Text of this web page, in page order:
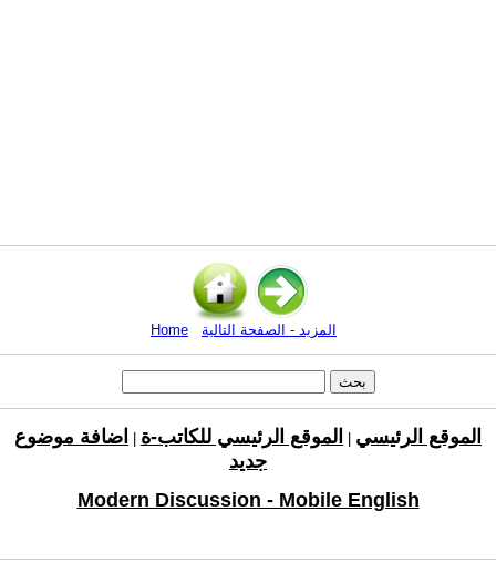
Home المزيد - الصفحة التالية
الموقع الرئيسي الموقع الرئيسي للكاتب-ة
اضافة موضوع
جديد
Modern Discussion - Mobile English